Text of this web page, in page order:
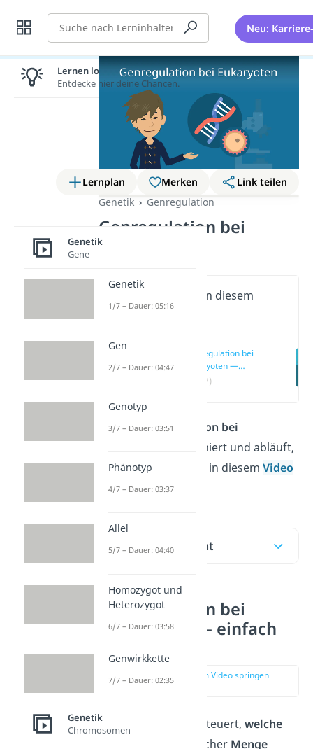
Suche Neu:
Lernplan Merken
Link teilen
Genetik
Genregulation
Genregulation bei
Eukaryoten
Wichtige Inhalte in diesem
Video
Genregulation bei
Eukaryoten —
einfach erklärt
(00:12)
Wie dieGenregulation bei
funktioniert und abläuft,
erfährst du hier und in diesemVideo
Inhaltsübersicht
Genregulation bei
Eukaryoten — einfach
zur Stelle im Video springen
(00:12)
Die steuert,welche
in welcher Menge
Lernen lohnt sich!
Entdecke hier deine Chancen.
Genetik
Gene
Genetik
1/7 – Dauer: 05:16
Gen
2/7 – Dauer: 04:47
Genotyp
3/7 – Dauer: 03:51
Phänotyp
4/7 – Dauer: 03:37
Allel
5/7 – Dauer: 04:40
Homozygot und
Heterozygot
6/7 – Dauer: 03:58
Genwirkkette
7/7 – Dauer: 02:35
Genetik
Chromosomen